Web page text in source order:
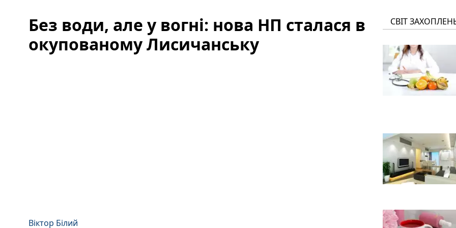
Без води, але у вогні: нова НП сталася в
окупованому Лисичанську
Віктор Білий
СВІТ